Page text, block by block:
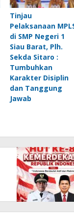
Tinjau
Pelaksanaan
di SMP Negeri 1
Siau Barat, Plh.
Sekda Sitaro :
Tumbuhkan
Karakter Disiplin
dan Tanggung
Jawab